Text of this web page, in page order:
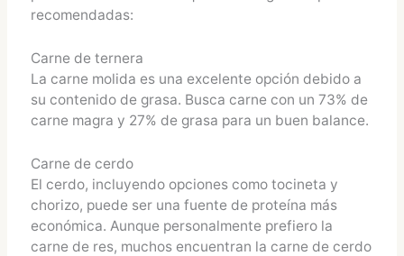
recomendadas:
Carne de ternera
La carne molida es una excelente opción debido a
su contenido de grasa. Busca carne con un 73% de
carne magra y 27% de grasa para un buen balance.
Carne de cerdo
El cerdo, incluyendo opciones como tocineta y
chorizo, puede ser una fuente de proteína más
económica. Aunque personalmente prefiero la
carne de res, muchos encuentran la carne de cerdo